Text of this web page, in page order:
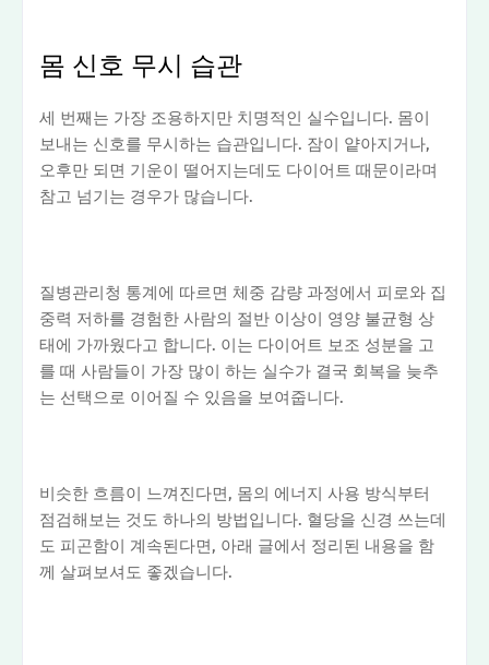
몸 신호 무시 습관
세 번째는 가장 조용하지만 치명적인 실수입니다. 몸이
보내는 신호를 무시하는 습관입니다. 잠이 얕아지거나,
오후만 되면 기운이 떨어지는데도 다이어트 때문이라며
참고 넘기는 경우가 많습니다.
질병관리청 통계에 따르면 체중 감량 과정에서 피로와 집
중력 저하를 경험한 사람의 절반 이상이 영양 불균형 상
태에 가까웠다고 합니다. 이는 다이어트 보조 성분을 고
를 때 사람들이 가장 많이 하는 실수가 결국 회복을 늦추
는 선택으로 이어질 수 있음을 보여줍니다.
비슷한 흐름이 느껴진다면, 몸의 에너지 사용 방식부터
점검해보는 것도 하나의 방법입니다. 혈당을 신경 쓰는데
도 피곤함이 계속된다면, 아래 글에서 정리된 내용을 함
께 살펴보셔도 좋겠습니다.